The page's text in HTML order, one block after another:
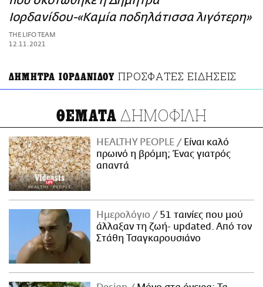
ΑΜΠΑ
PRINT
Ιορδανίδου-«Καμία ποδηλάτισσα λιγότερη»
THE LIFO TEAM
12.11.2021
ΔΗΜΗΤΡΑ ΙΟΡΔΑΝΙΔΟΥ ΠΡΟΣΦΑΤΕΣ ΕΙΔΗΣΕΙΣ
ΘΕΜΑΤΑ ΔΗΜΟΦΙΛΗ
HEALTHY PEOPLE
Είναι καλό
πρωινό η βρόμη; Ένας γιατρός
απαντά
Ημερολόγιο
51 ταινίες που μού
άλλαξαν τη ζωή- updated. Aπό τον
Στάθη Τσαγκαρουσιάνο